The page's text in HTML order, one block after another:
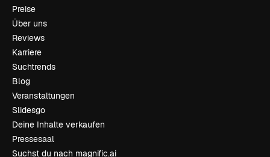
Preise
Über uns
Reviews
Karriere
Suchtrends
Blog
Veranstaltungen
Slidesgo
Deine Inhalte verkaufen
Pressesaal
Suchst du nach magnific.ai